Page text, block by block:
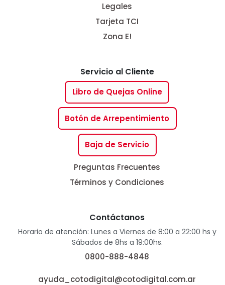
Legales
Tarjeta TCI
Zona E!
Servicio al Cliente
Libro de Quejas Online
Botón de Arrepentimiento
Baja de Servicio
Preguntas Frecuentes
Términos y Condiciones
Contáctanos
Horario de atención: Lunes a Viernes de 8:00 a 22:00 hs y
Sábados de 8hs a 19:00hs.
0800-888-4848
ayuda_cotodigital@cotodigital.com.ar